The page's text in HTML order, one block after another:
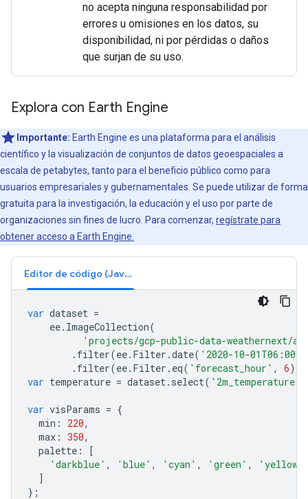
no acepta ninguna responsabilidad por
errores u omisiones en los datos, su
disponibilidad, ni por pérdidas o daños
que surjan de su uso.
Explora con Earth Engine
Importante: Earth Engine es una plataforma para el análisis
científico y la visualización de conjuntos de datos geoespaciales a
escala de petabytes, tanto para el beneficio público como para
usuarios empresariales y gubernamentales. Se puede utilizar de forma
gratuita para la investigación, la educación y el uso por parte de
organizaciones sin fines de lucro. Para comenzar, regístrate para
obtener acceso a Earth Engine.
Editor de código (JavaScript)
var dataset =
ee. ImageCollection(
'projects/gcp-public-data-weathernext/
. filter(ee. Filter .date( '2020-10-
. filter(ee. Filter . eq( 'forecast_hour' , 6));
var temperature = dataset. select( '2m_temperature'
var visParams = {
min : 220,
max : 350,
palette :
[
'darkblue' , 'blue' , 'cyan' , 'green' , 'yellow'
]
};